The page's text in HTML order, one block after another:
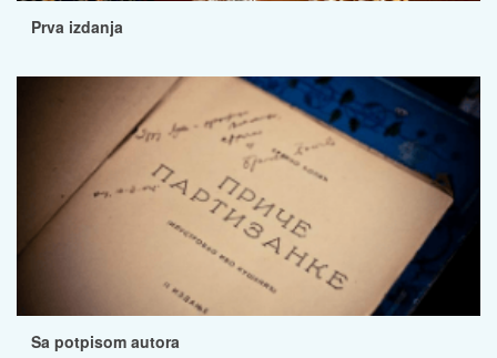
Prva izdanja
Sa potpisom autora